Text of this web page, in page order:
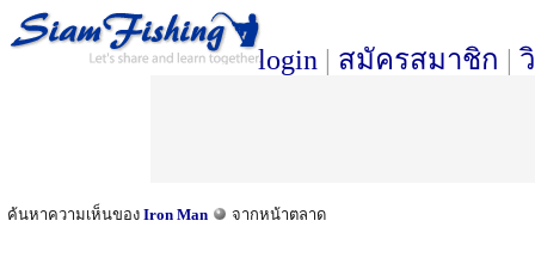
login | สมัครสมาชิก |
ค้นหาความเห็นของ Iron Man จากหน้าตลาด